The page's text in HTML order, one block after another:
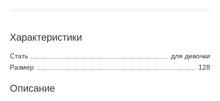
Характеристики
Стать
для девочки
Размер
128
Описание